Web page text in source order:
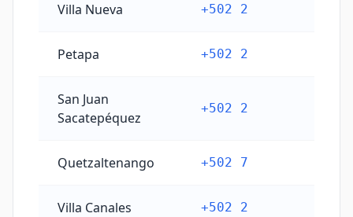
Villa Nueva +502 2
Petapa +502 2
San Juan
Sacatepéquez
+502 2
Quetzaltenango +502 7
Villa Canales +502 2